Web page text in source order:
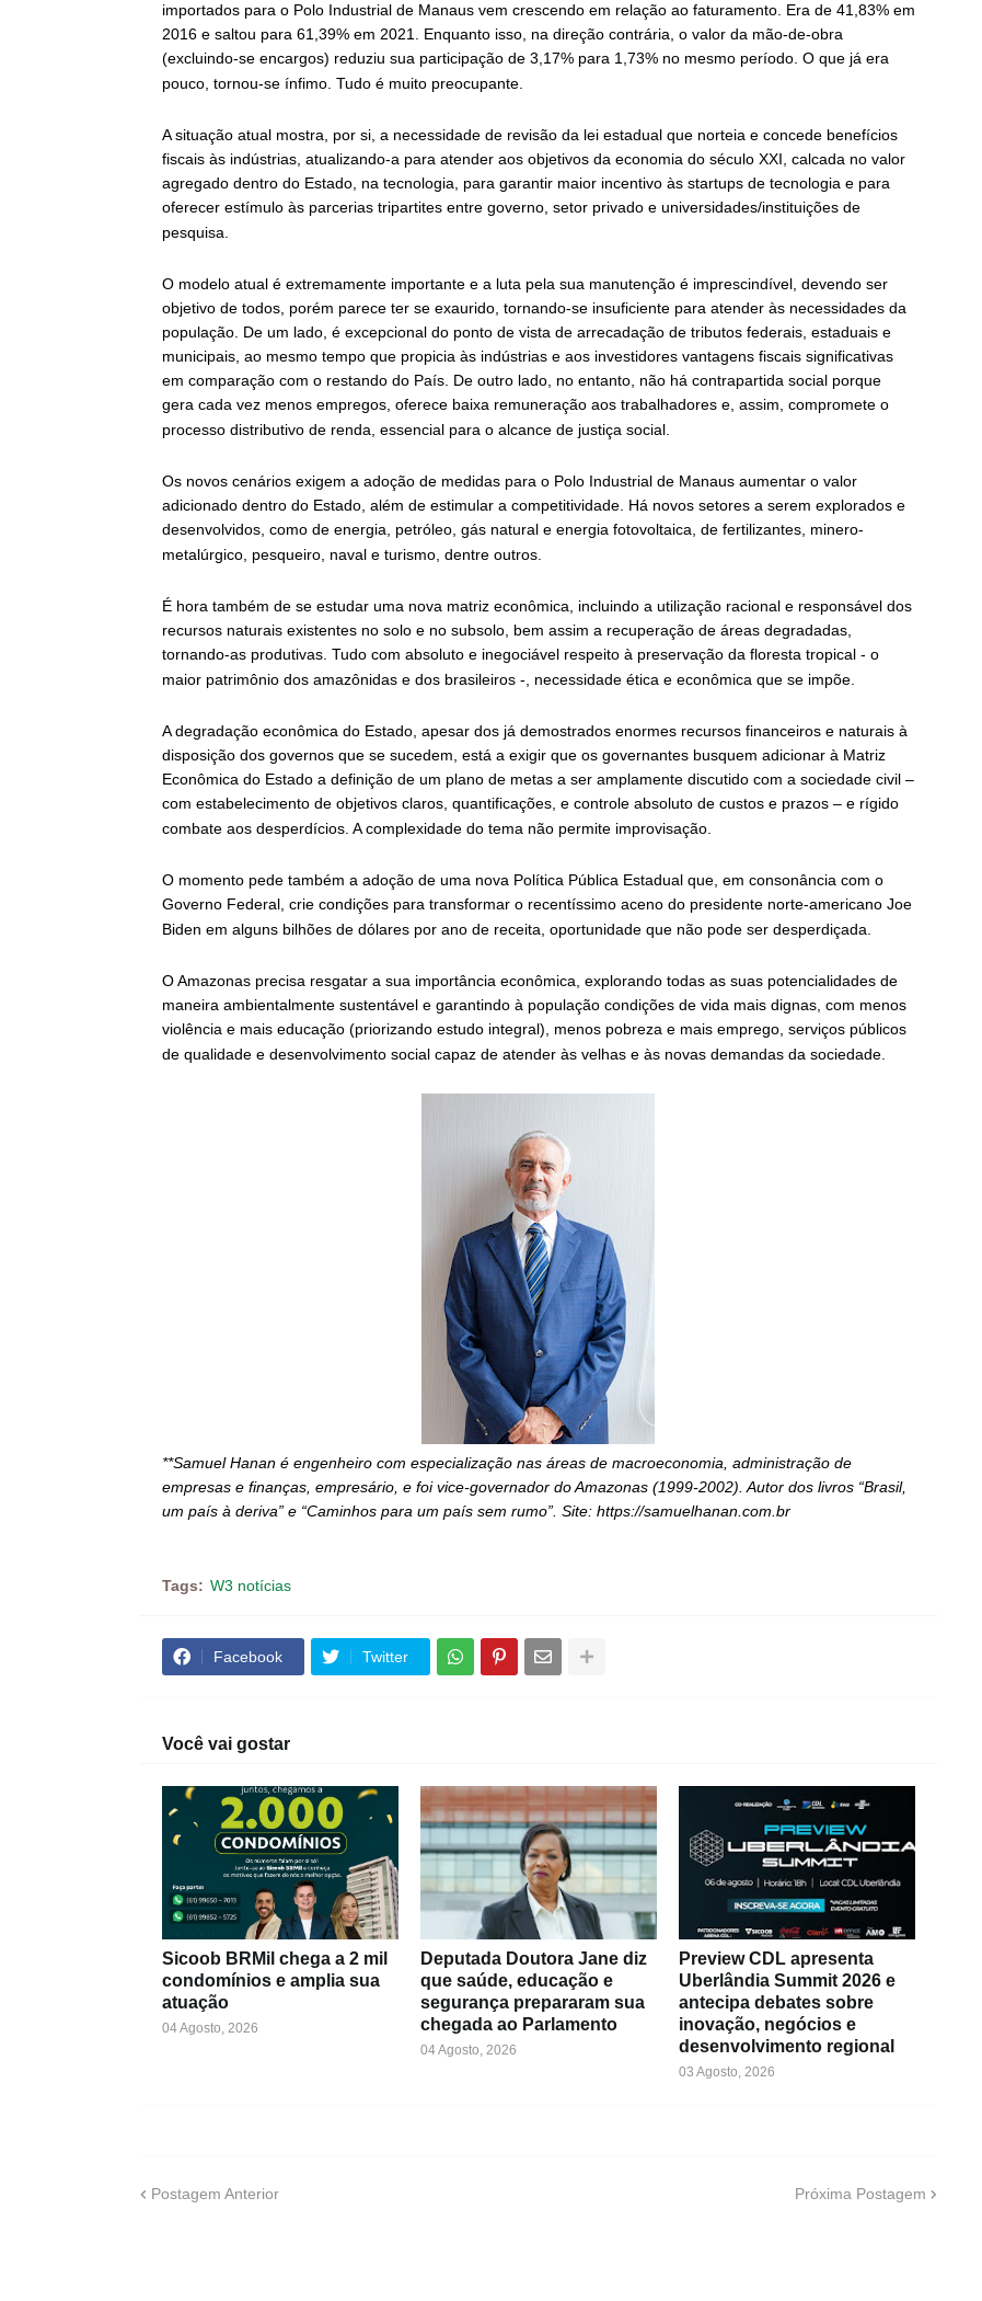
importados para o Polo Industrial de Manaus vem crescendo em relação ao faturamento. Era de 41,83% em
2016 e saltou para 61,39% em 2021. Enquanto isso, na direção contrária, o valor da mão-de-obra
(excluindo-se encargos) reduziu sua participação de 3,17% para 1,73% no mesmo período. O que já era
pouco, tornou-se ínfimo. Tudo é muito preocupante.
A situação atual mostra, por si, a necessidade de revisão da lei estadual que norteia e concede benefícios
fiscais às indústrias, atualizando-a para atender aos objetivos da economia do século XXI, calcada no valor
agregado dentro do Estado, na tecnologia, para garantir maior incentivo às startups de tecnologia e para
oferecer estímulo às parcerias tripartites entre governo, setor privado e universidades/instituições de
pesquisa.
O modelo atual é extremamente importante e a luta pela sua manutenção é imprescindível, devendo ser
objetivo de todos, porém parece ter se exaurido, tornando-se insuficiente para atender às necessidades da
população. De um lado, é excepcional do ponto de vista de arrecadação de tributos federais, estaduais e
municipais, ao mesmo tempo que propicia às indústrias e aos investidores vantagens fiscais significativas
em comparação com o restando do País. De outro lado, no entanto, não há contrapartida social porque
gera cada vez menos empregos, oferece baixa remuneração aos trabalhadores e, assim, compromete o
processo distributivo de renda, essencial para o alcance de justiça social.
Os novos cenários exigem a adoção de medidas para o Polo Industrial de Manaus aumentar o valor
adicionado dentro do Estado, além de estimular a competitividade. Há novos setores a serem explorados e
desenvolvidos, como de energia, petróleo, gás natural e energia fotovoltaica, de fertilizantes, minero-
metalúrgico, pesqueiro, naval e turismo, dentre outros.
É hora também de se estudar uma nova matriz econômica, incluindo a utilização racional e responsável dos
recursos naturais existentes no solo e no subsolo, bem assim a recuperação de áreas degradadas,
tornando-as produtivas. Tudo com absoluto e inegociável respeito à preservação da floresta tropical - o
maior patrimônio dos amazônidas e dos brasileiros -, necessidade ética e econômica que se impõe.
A degradação econômica do Estado, apesar dos já demostrados enormes recursos financeiros e naturais à
disposição dos governos que se sucedem, está a exigir que os governantes busquem adicionar à Matriz
Econômica do Estado a definição de um plano de metas a ser amplamente discutido com a sociedade civil –
com estabelecimento de objetivos claros, quantificações, e controle absoluto de custos e prazos – e rígido
combate aos desperdícios. A complexidade do tema não permite improvisação.
O momento pede também a adoção de uma nova Política Pública Estadual que, em consonância com o
Governo Federal, crie condições para transformar o recentíssimo aceno do presidente norte-americano Joe
Biden em alguns bilhões de dólares por ano de receita, oportunidade que não pode ser desperdiçada.
O Amazonas precisa resgatar a sua importância econômica, explorando todas as suas potencialidades de
maneira ambientalmente sustentável e garantindo à população condições de vida mais dignas, com menos
violência e mais educação (priorizando estudo integral), menos pobreza e mais emprego, serviços públicos
de qualidade e desenvolvimento social capaz de atender às velhas e às novas demandas da sociedade.
**Samuel Hanan é engenheiro com especialização nas áreas de macroeconomia, administração de
empresas e finanças, empresário, e foi vice-governador do Amazonas (1999-2002). Autor dos livros “Brasil,
um país à deriva” e “Caminhos para um país sem rumo”. Site: https://samuelhanan.com.br
Tags: W3 notícias
Facebook Twitter
Você vai gostar
Sicoob BRMil chega a 2 mil
condomínios e amplia sua
atuação
04 Agosto, 2026
Deputada Doutora Jane diz
que saúde, educação e
segurança prepararam sua
chegada ao Parlamento
04 Agosto, 2026
Preview CDL apresenta
Uberlândia Summit 2026 e
antecipa debates sobre
inovação, negócios e
desenvolvimento regional
03 Agosto, 2026
Postagem Anterior Próxima Postagem